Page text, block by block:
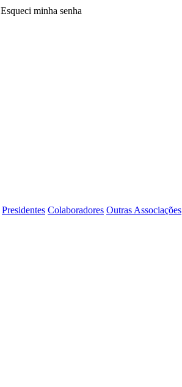
Esqueci minha senha
Presidentes Colaboradores Outras Associações